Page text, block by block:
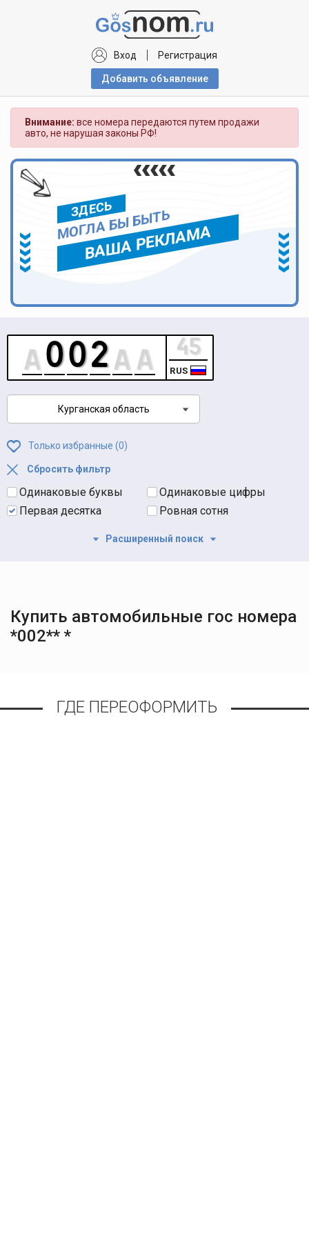
Вход Регистрация
Добавить объявлениe
Внимание: все номера передаются путем продажи
авто, не нарушая законы РФ!
ЗДЕСЬ
МОГЛА БЫ БЫТЬ
ВАША РЕКЛАМА
RUS
Курганская область
Только избранные (0)
Сбросить фильтр
Одинаковые буквы
Одинаковые цифры
Первая десятка
Ровная сотня
Расширенный поиск
Купить автомобильные гос номера
*002** *
ГДЕ ПЕРЕОФОРМИТЬ